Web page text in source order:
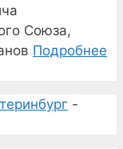
Союза,
Подробнее
-